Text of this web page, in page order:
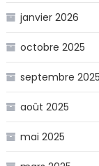
janvier 2026
octobre 2025
septembre 2025
août 2025
mai 2025